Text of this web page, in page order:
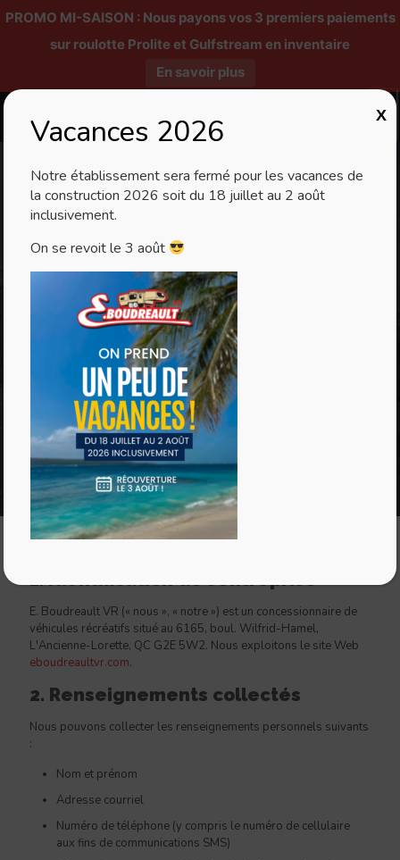
PROMO MI-SAISON : Nous payons vos 3 premiers paiements
sur roulotte Prolite et Gulfstream en inventaire
En savoir plus
Politique de
confidentialité
1. Identification de l'entreprise
E. Boudreault VR (« nous », « notre ») est un concessionnaire de
véhicules récréatifs situé au 6165, boul. Wilfrid-Hamel,
L'Ancienne-Lorette, QC G2E 5W2. Nous exploitons le site Web
eboudreaultvr.com.
2. Renseignements collectés
Nous pouvons collecter les renseignements personnels suivants
:
Nom et prénom
Adresse courriel
Numéro de téléphone (y compris le numéro de cellulaire
aux fins de communications SMS)
Vacances 2026
Notre établissement sera fermé pour les vacances de
la construction 2026 soit du 18 juillet au 2 août
inclusivement.
On se revoit le 3 août
X